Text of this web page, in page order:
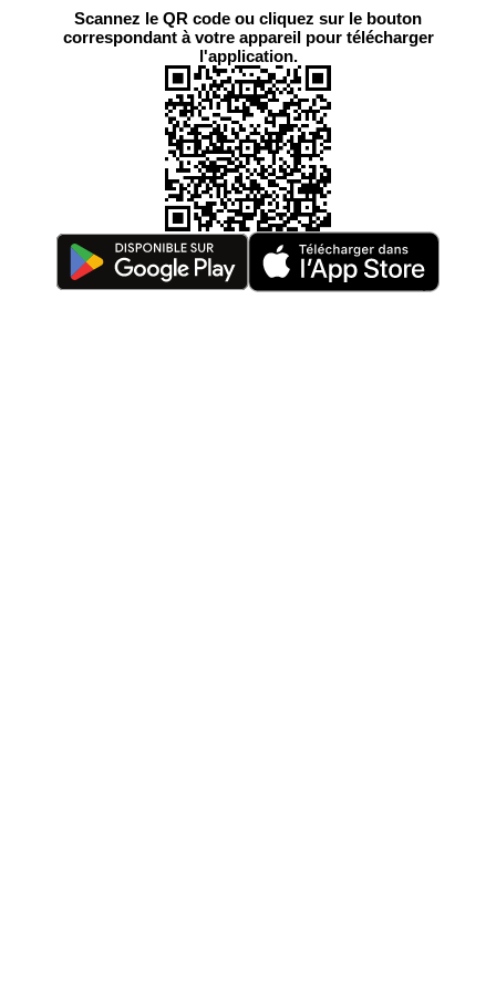
Scannez le QR code ou cliquez sur le bouton
correspondant à votre appareil pour télécharger
l'application.